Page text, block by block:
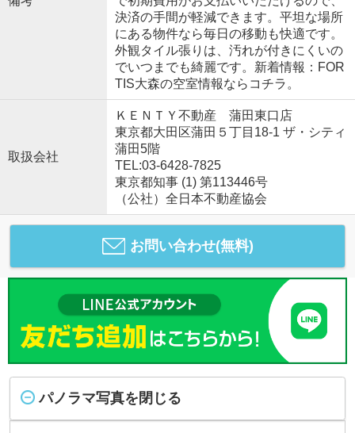
決済の手間が軽減できます。平坦な場所
にある物件なら毎日の移動も快適です。
外観タイル張りは、汚れが付きにくいの
でいつまでも綺麗です。新着情報：FOR
TIS大森の空室情報ならコチラ。
取扱会社
ＫＥＮＴＹ不動産 蒲田東口店
東京都大田区蒲田５丁目18-1 ザ・シティ
蒲田5階
TEL:03-6428-7825
東京都知事 (1) 第113446号
（公社）全日本不動産協会
お問い合わせ(無料)
パノラマ写真を閉じる